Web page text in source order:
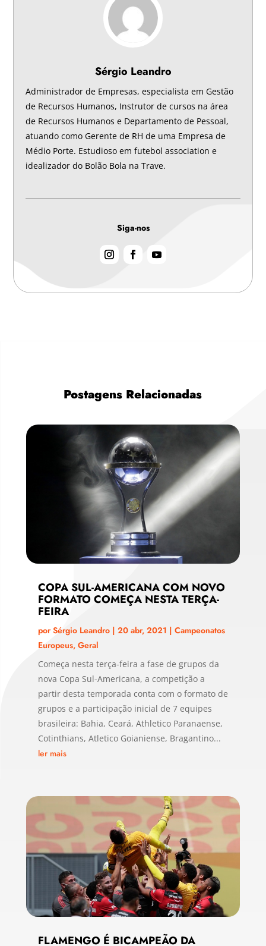
Sérgio Leandro
Administrador de Empresas, especialista em Gestão
de Recursos Humanos, Instrutor de cursos na área
de Recursos Humanos e Departamento de Pessoal,
atuando como Gerente de RH de uma Empresa de
Médio Porte. Estudioso em futebol association e
idealizador do Bolão Bola na Trave.
Siga-nos
Postagens Relacionadas
COPA SUL-AMERICANA COM NOVO
FORMATO COMEÇA NESTA TERÇA-
FEIRA
porSérgio Leandro| 20 abr, 2021 | Campeonatos
Europeus, Geral
Começa nesta terça-feira a fase de grupos da
nova Copa Sul-Americana, a competição a
partir desta temporada conta com o formato de
grupos e a participação inicial de 7 equipes
brasileira: Bahia, Ceará, Athletico Paranaense,
Cotinthians, Atletico Goianiense, Bragantino...
ler mais
FLAMENGO É BICAMPEÃO DA